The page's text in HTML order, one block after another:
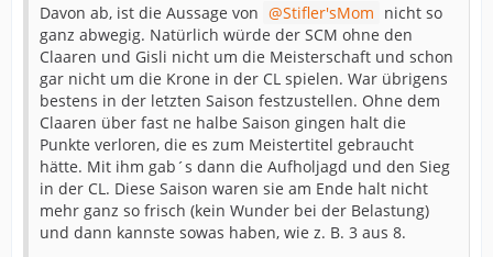
Davon ab, ist die Aussage von
Stifler'sMom nicht so
ganz abwegig. Natürlich würde der SCM ohne den
Claaren und Gisli nicht um die Meisterschaft und schon
gar nicht um die Krone in der CL spielen. War übrigens
bestens in der letzten Saison festzustellen. Ohne dem
Claaren über fast ne halbe Saison gingen halt die
Punkte verloren, die es zum Meistertitel gebraucht
hätte. Mit ihm gab´s dann die Aufholjagd und den Sieg
in der CL. Diese Saison waren sie am Ende halt nicht
mehr ganz so frisch (kein Wunder bei der Belastung)
und dann kannste sowas haben, wie z. B. 3 aus 8.